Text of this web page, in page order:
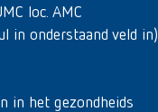
loc. AMC
in onderstaand veld in)
in het gezondheids